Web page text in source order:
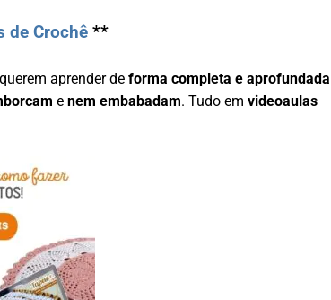
de Crochê **
aprender de forma completa e aprofundada
enem embabadam. Tudo emvideoaulas